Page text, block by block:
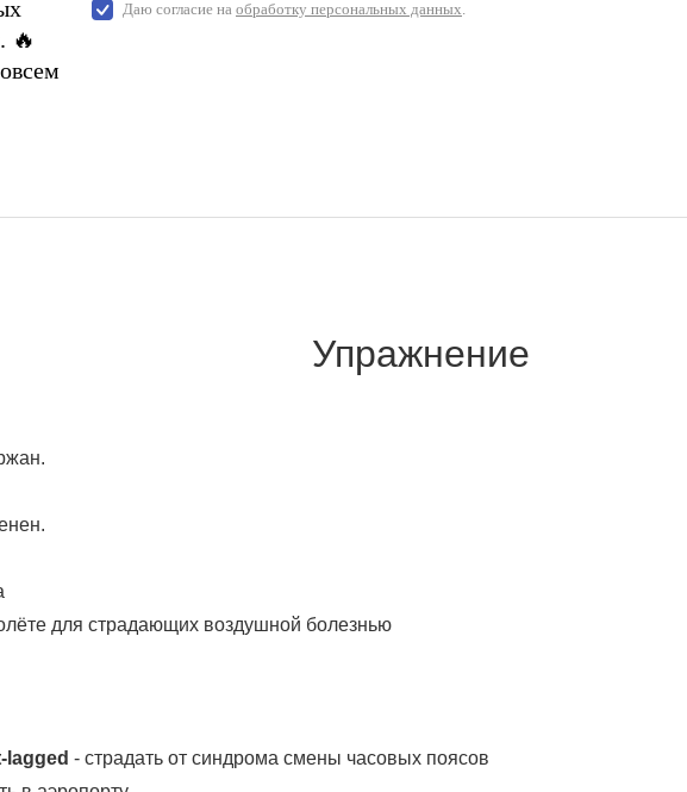
🔥
Даю согласие на обработку персональных данных.
Упражнение
для страдающих воздушной болезнью
lagged - страдать от синдрома смены часовых поясов